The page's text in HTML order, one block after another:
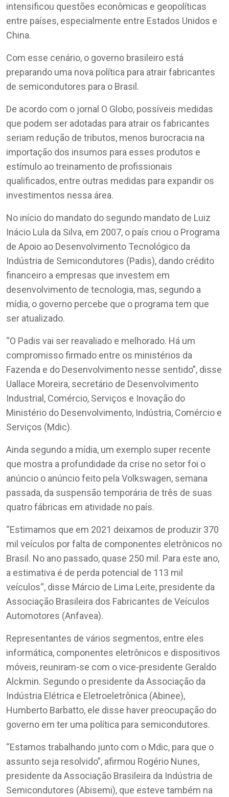
intensificou questões econômicas e geopolíticas
entre países, especialmente entre Estados Unidos e
China.
Com esse cenário, o governo brasileiro está
preparando uma nova política para atrair fabricantes
de semicondutores para o Brasil.
De acordo com o jornal O Globo, possíveis medidas
que podem ser adotadas para atrair os fabricantes
seriam redução de tributos, menos burocracia na
importação dos insumos para esses produtos e
estímulo ao treinamento de profissionais
qualificados, entre outras medidas para expandir os
investimentos nessa área.
No início do mandato do segundo mandato de Luiz
Inácio Lula da Silva, em 2007, o país criou o Programa
de Apoio ao Desenvolvimento Tecnológico da
Indústria de Semicondutores (Padis), dando crédito
financeiro a empresas que investem em
desenvolvimento de tecnologia, mas, segundo a
mídia, o governo percebe que o programa tem que
ser atualizado.
“O Padis vai ser reavaliado e melhorado. Há um
compromisso firmado entre os ministérios da
Fazenda e do Desenvolvimento nesse sentido”, disse
Uallace Moreira, secretário de Desenvolvimento
Industrial, Comércio, Serviços e Inovação do
Ministério do Desenvolvimento, Indústria, Comércio e
Serviços (Mdic).
Ainda segundo a mídia, um exemplo super recente
que mostra a profundidade da crise no setor foi o
anúncio o anúncio feito pela Volkswagen, semana
passada, da suspensão temporária de três de suas
quatro fábricas em atividade no país.
“Estimamos que em 2021 deixamos de produzir 370
mil veículos por falta de componentes eletrônicos no
Brasil. No ano passado, quase 250 mil. Para este ano,
a estimativa é de perda potencial de 113 mil
veículos“, disse Márcio de Lima Leite, presidente da
Associação Brasileira dos Fabricantes de Veículos
Automotores (Anfavea).
Representantes de vários segmentos, entre eles
informática, componentes eletrônicos e dispositivos
móveis, reuniram-se com o vice-presidente Geraldo
Alckmin. Segundo o presidente da Associação da
Indústria Elétrica e Eletroeletrônica (Abinee),
Humberto Barbatto, ele disse haver preocupação do
governo em ter uma política para semicondutores.
“Estamos trabalhando junto com o Mdic, para que o
assunto seja resolvido”, afirmou Rogério Nunes,
presidente da Associação Brasileira da Indústria de
Semicondutores (Abisemi), que esteve também na